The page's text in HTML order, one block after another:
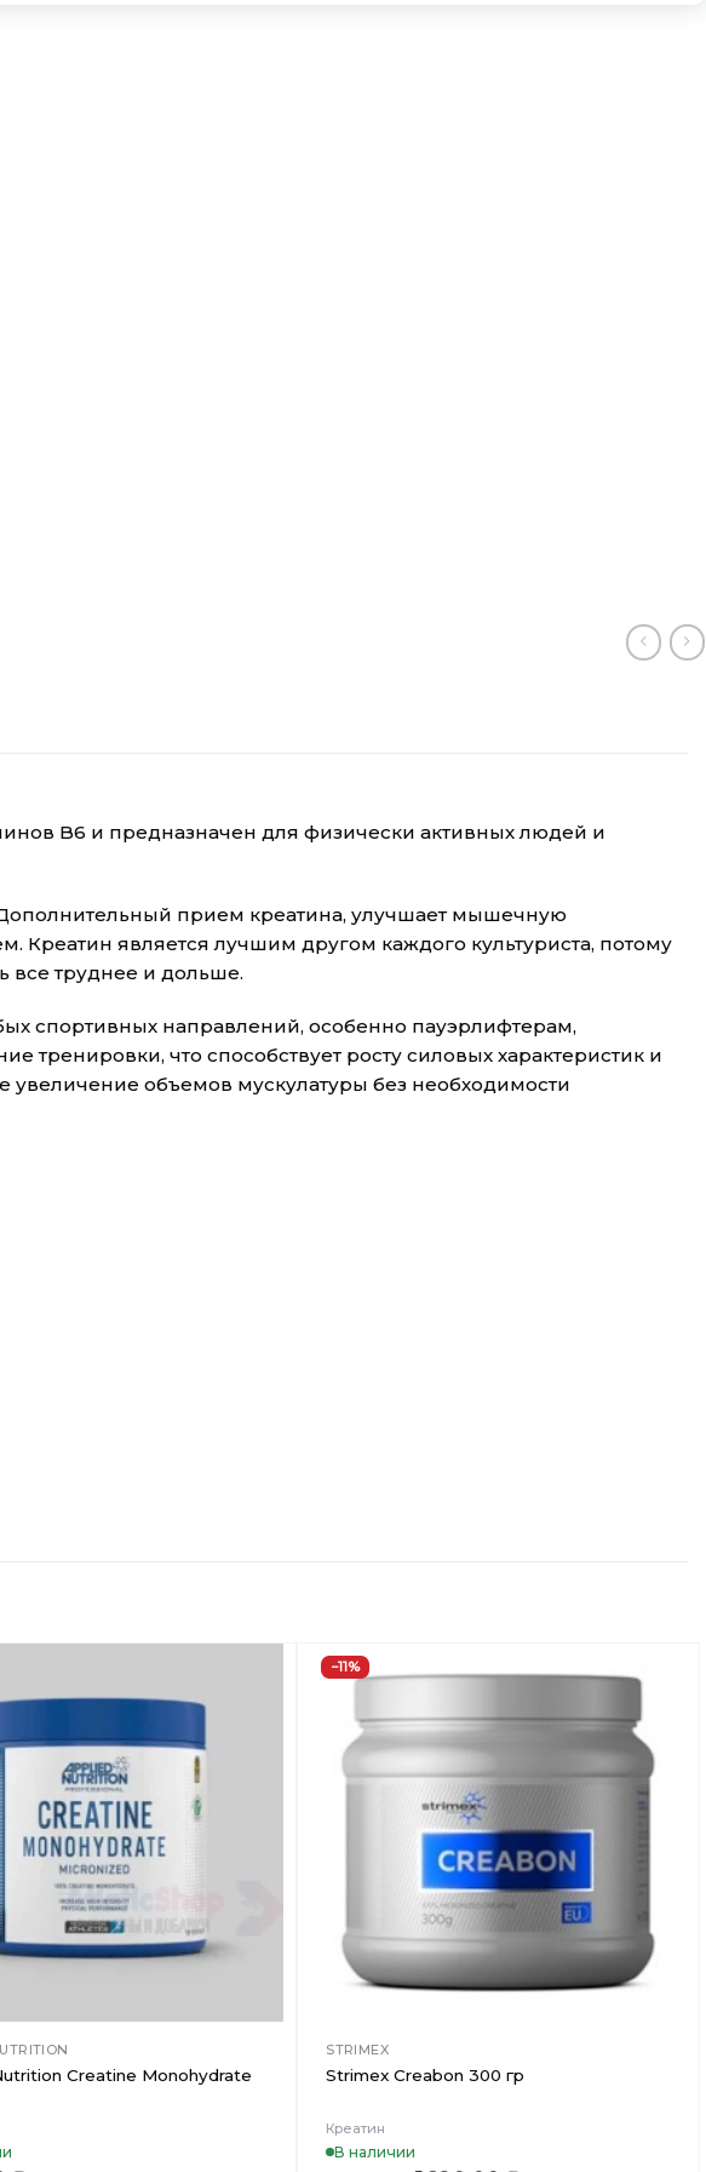
B6 и предназначен для физически активных людей и
прием креатина, улучшает мышечную
является лучшим другом каждого культуриста, потому
все труднее и дольше.
спортивных направлений, особенно пауэрлифтерам,
что способствует росту силовых характеристик и
объемов мускулатуры без необходимости
Вишлист
Creatine Monohydrate
−11%
Добавить
в
Вишлист
STRIMEX
Strimex Creabon 300 гр
Креатин
В наличии